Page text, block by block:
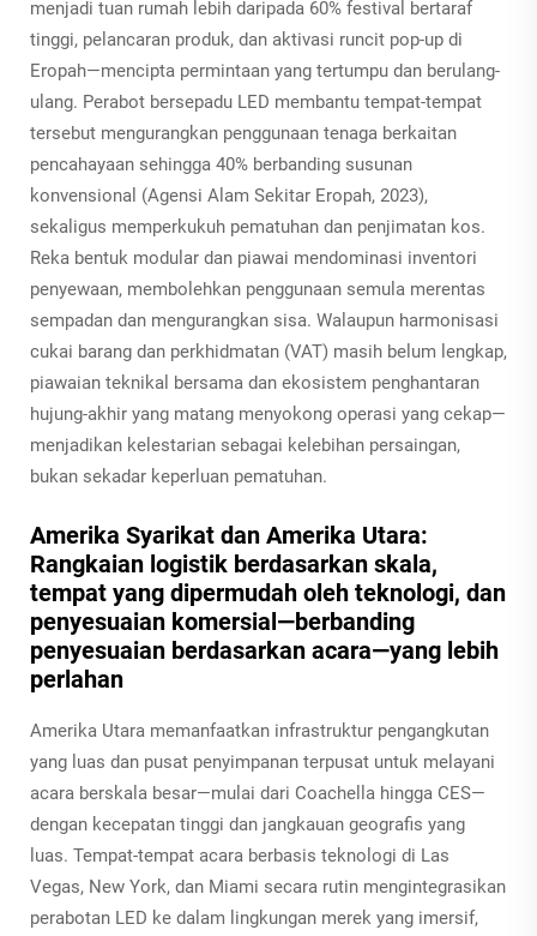
menjadi tuan rumah lebih daripada 60% festival bertaraf
tinggi, pelancaran produk, dan aktivasi runcit pop-up di
Eropah—mencipta permintaan yang tertumpu dan berulang-
ulang. Perabot bersepadu LED membantu tempat-tempat
tersebut mengurangkan penggunaan tenaga berkaitan
pencahayaan sehingga 40% berbanding susunan
konvensional (Agensi Alam Sekitar Eropah, 2023),
sekaligus memperkukuh pematuhan dan penjimatan kos.
Reka bentuk modular dan piawai mendominasi inventori
penyewaan, membolehkan penggunaan semula merentas
sempadan dan mengurangkan sisa. Walaupun harmonisasi
cukai barang dan perkhidmatan (VAT) masih belum lengkap,
piawaian teknikal bersama dan ekosistem penghantaran
hujung-akhir yang matang menyokong operasi yang cekap—
menjadikan kelestarian sebagai kelebihan persaingan,
bukan sekadar keperluan pematuhan.
Amerika Syarikat dan Amerika Utara:
Rangkaian logistik berdasarkan skala,
tempat yang dipermudah oleh teknologi, dan
penyesuaian komersial—berbanding
penyesuaian berdasarkan acara—yang lebih
perlahan
Amerika Utara memanfaatkan infrastruktur pengangkutan
yang luas dan pusat penyimpanan terpusat untuk melayani
acara berskala besar—mulai dari Coachella hingga CES—
dengan kecepatan tinggi dan jangkauan geografis yang
luas. Tempat-tempat acara berbasis teknologi di Las
Vegas, New York, dan Miami secara rutin mengintegrasikan
perabotan LED ke dalam lingkungan merek yang imersif,